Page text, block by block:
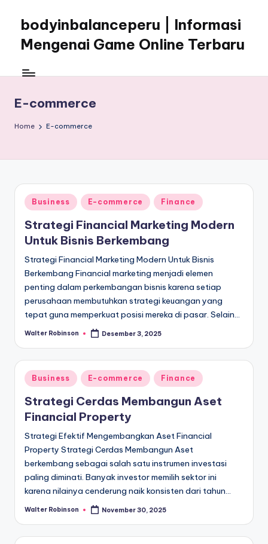
content
bodyinbalanceperu | Informasi
Mengenai Game Online Terbaru
Mengenai
Online
E-commerce
Home E-commerce
Posted
in
Business E-commerce Finance
Strategi Financial Marketing Modern
Untuk Bisnis Berkembang
Strategi Financial Marketing Modern Untuk Bisnis
Berkembang Financial marketing menjadi elemen
penting dalam perkembangan bisnis karena setiap
perusahaan membutuhkan strategi keuangan yang
tepat guna memperkuat posisi mereka di pasar. Selain…
Posted
Walter Robinson Desember 3, 2025
Posted
in
Business E-commerce Finance
Strategi Cerdas Membangun Aset
Financial Property
Strategi Efektif Mengembangkan Aset Financial
Property Strategi Cerdas Membangun Aset
berkembang sebagai salah satu instrumen investasi
paling diminati. Banyak investor memilih sektor ini
karena nilainya cenderung naik konsisten dari tahun…
Posted
Walter Robinson November 30, 2025